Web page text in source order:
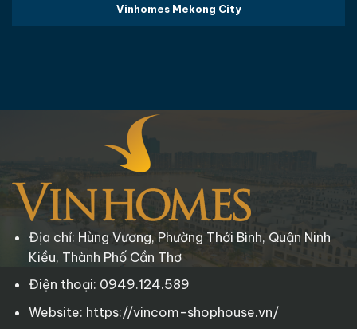
Vinhomes Mekong City
Địa chỉ: Hùng Vương, Phường Thới Bình, Quận Ninh
Kiều, Thành Phố Cần Thơ
Điện thoại: 0949.124.589
Website: https://vincom-shophouse.vn/